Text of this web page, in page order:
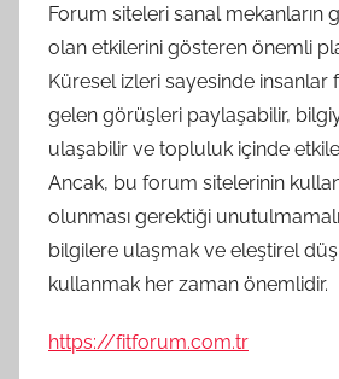
Forum siteleri sanal mekanların
olan etkilerini gösteren önemli
Küresel izleri sayesinde insanlar
gelen görüşleri paylaşabilir,
ulaşabilir ve topluluk içinde
Ancak, bu forum sitelerinin
olunması gerektiği
bilgilere ulaşmak ve eleştirel
kullanmak her zaman önemlidir.
https://fitforum.com.tr